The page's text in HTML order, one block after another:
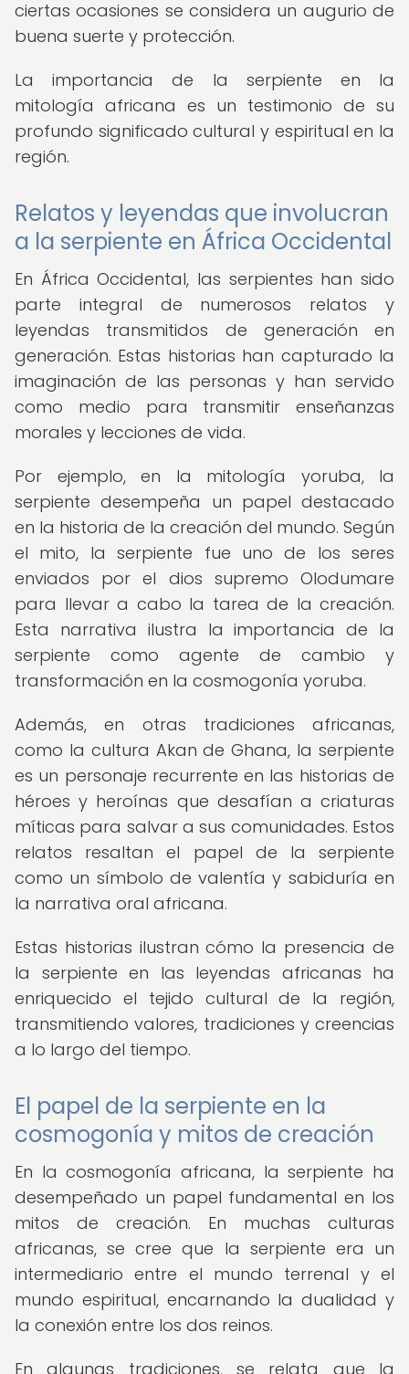
ciertas ocasiones se considera un augurio de
buena suerte y protección.
La importancia de la serpiente en la
mitología africana es un testimonio de su
profundo significado cultural y espiritual en la
región.
Relatos y leyendas que involucran
a la serpiente en África Occidental
En África Occidental, las serpientes han sido
parte integral de numerosos relatos y
leyendas transmitidos de generación en
generación. Estas historias han capturado la
imaginación de las personas y han servido
como medio para transmitir enseñanzas
morales y lecciones de vida.
Por ejemplo, en la mitología yoruba, la
serpiente desempeña un papel destacado
en la historia de la creación del mundo. Según
el mito, la serpiente fue uno de los seres
enviados por el dios supremo Olodumare
para llevar a cabo la tarea de la creación.
Esta narrativa ilustra la importancia de la
serpiente como agente de cambio y
transformación en la cosmogonía yoruba.
Además, en otras tradiciones africanas,
como la cultura Akan de Ghana, la serpiente
es un personaje recurrente en las historias de
héroes y heroínas que desafían a criaturas
míticas para salvar a sus comunidades. Estos
relatos resaltan el papel de la serpiente
como un símbolo de valentía y sabiduría en
la narrativa oral africana.
Estas historias ilustran cómo la presencia de
la serpiente en las leyendas africanas ha
enriquecido el tejido cultural de la región,
transmitiendo valores, tradiciones y creencias
a lo largo del tiempo.
El papel de la serpiente en la
cosmogonía y mitos de creación
En la cosmogonía africana, la serpiente ha
desempeñado un papel fundamental en los
mitos de creación. En muchas culturas
africanas, se cree que la serpiente era un
intermediario entre el mundo terrenal y el
mundo espiritual, encarnando la dualidad y
la conexión entre los dos reinos.
En algunas tradiciones, se relata que la